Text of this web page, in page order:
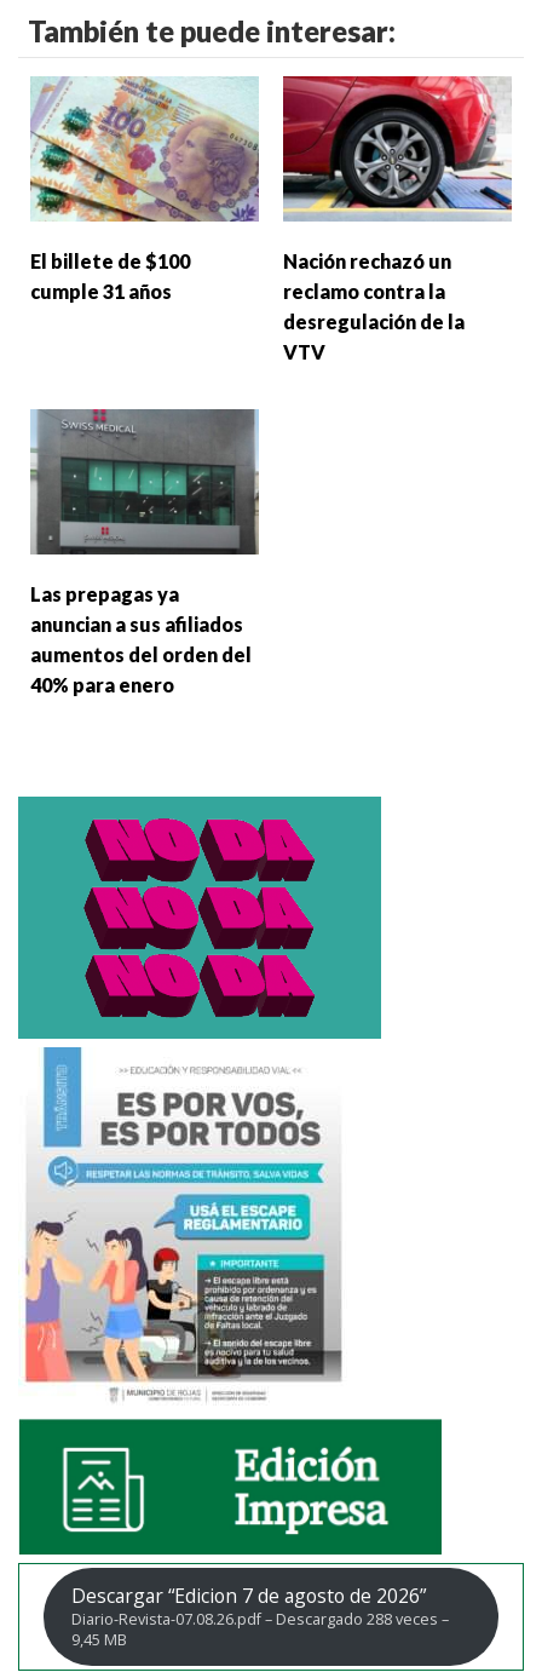
También te puede interesar:
El billete de $100
cumple 31 años
Nación rechazó un
reclamo contra la
desregulación de la
VTV
Las prepagas ya
anuncian a sus afiliados
aumentos del orden del
40% para enero
Descargar “Edicion 7 de agosto de 2026”
Diario-Revista-07.08.26.pdf – Descargado 288 veces –
9,45 MB